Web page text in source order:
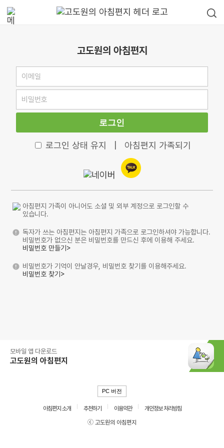
고도원의 아침편지
로그인
로그인 상태 유지 아침편지 가족되기
아침편지 가족이 아니어도 소셜 및 외부 계정으로 로그인할 수
있습니다.
독자가 쓰는 아침편지는 아침편지 가족으로 로그인하셔야 가능합니다.
비밀번호가 없으신 분은 비밀번호를 만드신 후에 이용해 주세요.
비밀번호 만들기>
비밀번호가 기억이 안날경우, 비밀번호 찾기를 이용해주세요.
비밀번호 찾기>
모바일 앱 다운로드
고도원의 아침편지
PC 버전
아침편지 소개 추천하기 이용약관
개인정보 처리방침
ⓒ 고도원의 아침편지